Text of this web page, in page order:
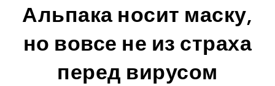
Альпака носит маску,
но вовсе не из страха
перед вирусом